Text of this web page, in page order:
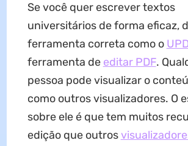
Se você quer escrever textos
universitários de forma eficaz,
ferramenta correta como o
ferramenta de editar PDF.
pessoa pode visualizar o
como outros visualizadores. O
sobre ele é que tem muitos
edição que outros